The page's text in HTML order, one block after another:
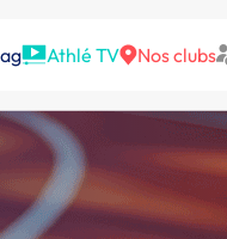
Athlé TV Nos clubs